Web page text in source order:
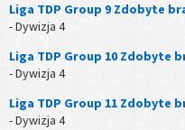
Liga TDP Group 9 Zdobyte
- Dywizja 4
Liga TDP Group 10 Zdobyte
- Dywizja 4
Liga TDP Group 11 Zdobyte
- Dywizja 4